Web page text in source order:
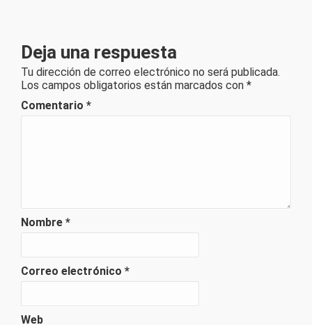
Deja una respuesta
Tu dirección de correo electrónico no será publicada.
Los campos obligatorios están marcados con *
Comentario *
Nombre *
Correo electrónico *
Web